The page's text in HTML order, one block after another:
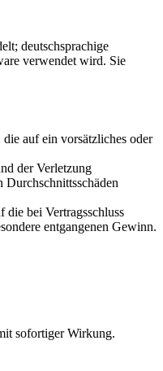
deutschsprachige
verwendet wird. Sie
auf ein vorsätzliches oder
der Verletzung
die bei Vertragsschluss
entgangenen Gewinn.
sofortiger Wirkung.